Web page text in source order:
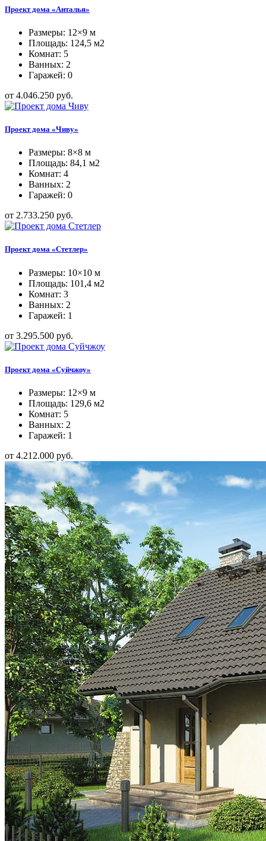
Проект дома «Анталья»
Размеры: 12×9 м
Площадь: 124,5 м2
Комнат: 5
Ванных: 2
Гаражей: 0
от 4.046.250 руб.
Проект дома «Чиву»
Размеры: 8×8 м
Площадь: 84,1 м2
Комнат: 4
Ванных: 2
Гаражей: 0
от 2.733.250 руб.
Проект дома «Стетлер»
Размеры: 10×10 м
Площадь: 101,4 м2
Комнат: 3
Ванных: 2
Гаражей: 1
от 3.295.500 руб.
Проект дома «Суйчжоу»
Размеры: 12×9 м
Площадь: 129,6 м2
Комнат: 5
Ванных: 2
Гаражей: 1
от 4.212.000 руб.